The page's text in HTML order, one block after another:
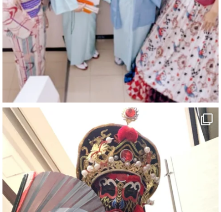
お疲れ様です
ブログ更新しました
「マジシャン和歌山旅 白浜町・三段壁」
#企業公式がお疲れ様を言い合う
#旅行好きな人と繋がりたい
#一人旅
#女性マジシャン
#出張マジック
#マジシャン派遣
#イリュージョン
#和歌山県
#白浜町
#変面ショー
#イベント
#宴会
#余興